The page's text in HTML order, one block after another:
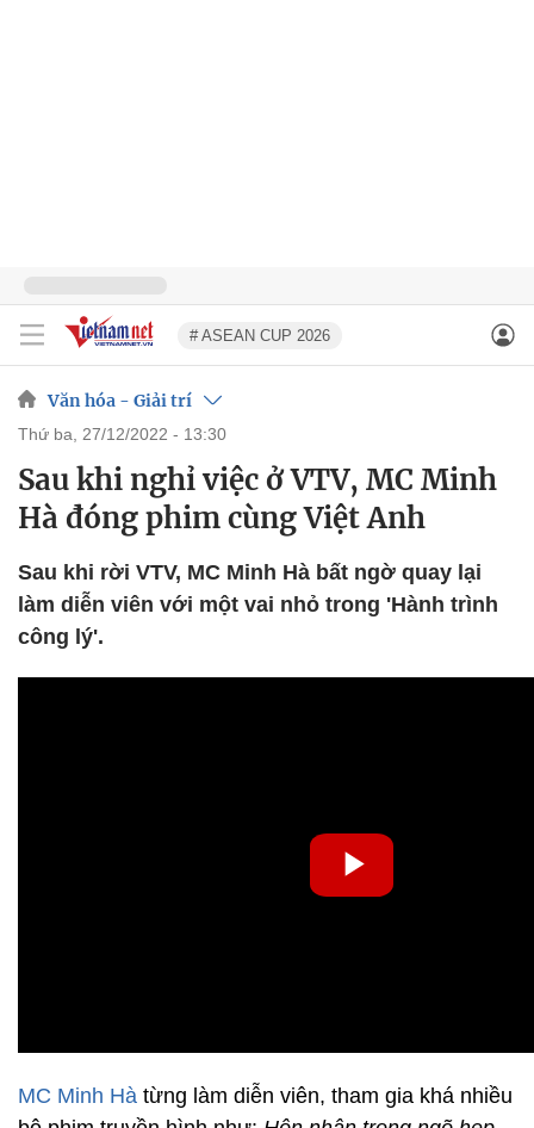
# ASEAN CUP 2026
Văn hóa - Giải trí
thứ ba, 27/12/2022 - 13:30
Sau khi nghỉ việc ở VTV, MC Minh
Hà đóng phim cùng Việt Anh
Sau khi rời VTV, MC Minh Hà bất ngờ quay lại
làm diễn viên với một vai nhỏ trong 'Hành trình
công lý'.
MC Minh Hà từng làm diễn viên, tham gia khá nhiều